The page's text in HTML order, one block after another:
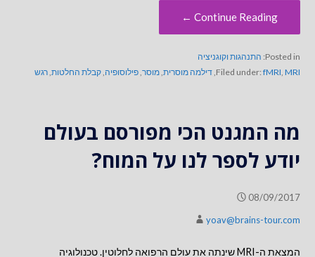
Continue Reading ←
Posted in: התנהגות וקוגניציה
Filed under:fMRI,MRI
,דילמה מוסרית,מוסר,פילוסופיה,קבלת החלטות,רגש
מה המגנט הכי מפורסם בעולם
יודע לספר לנו על המוח?
08/09/2017
yoav@brains-tour.com
המצאת ה-MRI שינתה את עולם הרפואה לחלוטין. טכנולוגיה